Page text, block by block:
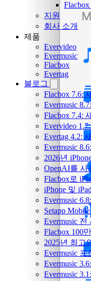
지원
회사 소개
제품
Evervideo
Evermusic
Flacbox
Evertag
블로그
Flacbox 7.6:
Evermusic
Flacbox 7.4:
Evervideo
Evertag 4.2:
Evermusic
2026년
OpenAI를 사
Flacbox로
iPhone 및
Evermusic
Setapp
Evermusic
Flacbox 100
2025년 최고
Evermusic
Evermusic
Evermusic